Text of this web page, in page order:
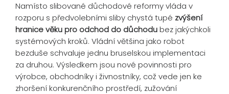
Namísto slibované důchodové reformy vláda v
rozporu s předvolebními sliby chystá tupé zvýšení
hranice věku pro odchod do důchodubez jakýchkoli
systémových kroků. Vládní většina jako robot
bezduše schvaluje jednu bruselskou implementaci
za druhou. Výsledkem jsou nové povinnosti pro
výrobce, obchodníky i živnostníky, což vede jen ke
zhoršení konkurenčního prostředí, zužování